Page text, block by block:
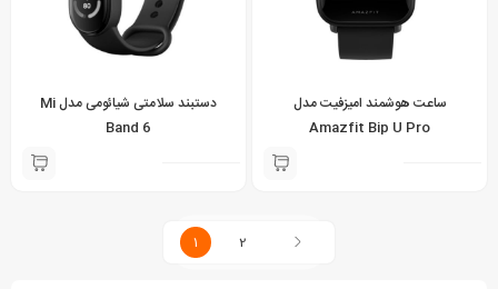
ساعت هوشمند امیزفیت مدل
Amazfit Bip U Pro
دستبند سلامتی شیائومی مدل Mi
Band 6
1 2